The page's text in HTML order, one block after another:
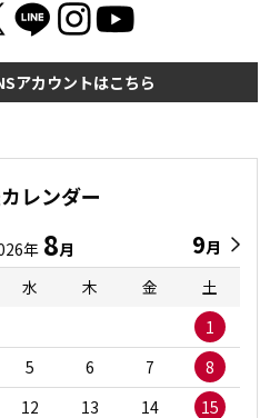
アカウントはこちら
レンダー
年 8月 9月
水 木 金
土
1
5 6 7
8
12 13 14 15